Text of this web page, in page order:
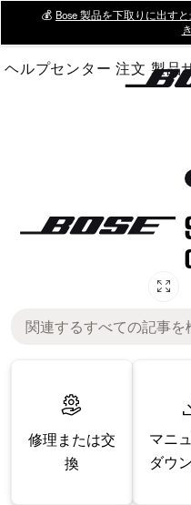
Main
💰 Bose 製品を下取りに出す
ヘルプセンター 注文 製品
修理または交
換
マニ
ダウ